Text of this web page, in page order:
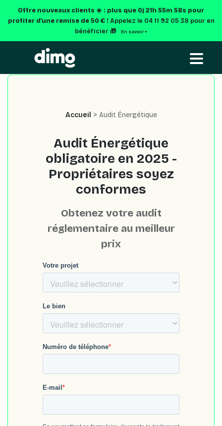
Offre nouveaux clients ☀️ : plus que 0j 21h 55m 56s pour
profiter d'une remise de 50 € ! Appelez le 04 11 92 05 38 pour en
bénéficier 🎁
En savoir +
Accueil > Audit Énergétique
Audit Énergétique
obligatoire en 2025 -
Propriétaires soyez
Obtenez votre audit
réglementaire au meilleur
prix